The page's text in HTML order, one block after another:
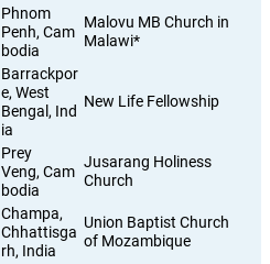
Phnom
Penh, Cam
bodia
Malovu MB Church in
Malawi*
Barrackpor
e, West
Bengal, Ind
ia
New Life Fellowship
Prey
Veng, Cam
bodia
Jusarang Holiness
Church
Champa,
Chhattisga
rh, India
Union Baptist Church
of Mozambique